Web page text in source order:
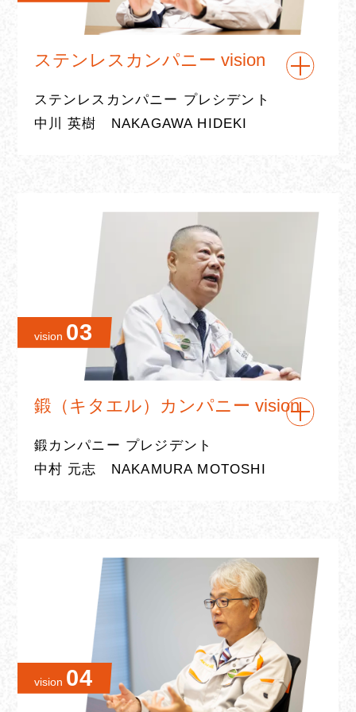
鋼カンパニー プレジデント
ITO TOSHIO
Profile：1985年入社。知多工場に配属さ
れ、生産技術部、生産管理部を経て現職に
至る。
様からも鋼事業の伸びしろに関する質問を
受けることがあります。その際も同じ説明
をさせていただいているのですが、私たち
は「モビリティ社会の発展に貢献する特殊
鋼メーカーへ」という2030年ビジョンを掲
げ、年輪的成長を目指している最中です。
まず製鋼プロセス改革によるコスト競争力
の強化、そしてCASEに応える鍛鋼一貫で
の電動車部品開発で、これまで以上に自動
車産業の発展に貢献していく使命もありま
す。さらに海外に目を向ければ、2019年に
の開拓を本格的にスタートしており、鋼事
業にはまだまだ大きな伸びしろがあると言
っていいでしょう。
バルドマン社は現地の特殊鋼メーカー
で、2020年2月から「製鋼」「圧延」「品
質保証」のプロとして経験を積んだ愛知製
鋼の技術系社員が常駐しています。
ステンレスカンパニー vision
ステンレスカンパニー プレシデント
中川 英樹 NAKAGAWA HIDEKI
深い専門性と広い知見を併せ持つ
T型人間になって、
自分も会社も成長させられる人材に。
ステンレスカンパニー プレジデント
中川 英樹 NAKAGAWA HIDEKI
Profile：1993年入社。研究開発部（現：部
品開発部）に配属され、
特品事業部、技術
開発部（現：部品開発部）を経て現職に至
カンパニーから独立して発足しました。当
社の創業の地であり、80年の歴史をもつ刈
谷工場で、国内初の熱間成形ステンレスア
ングルを生産して以来、62年が経ちます。
その当時の先人の試み、その後の様々な寸
法・形状への熱間成形を主体とする技術
vision 03
鍛（キタエル）カンパニー vision
鍛カンパニー プレジデント
中村 元志 NAKAMURA MOTOSHI
どんな状況にあっても
仕事を楽しんでやれる
ポジティブな人を求めています。
vision 04